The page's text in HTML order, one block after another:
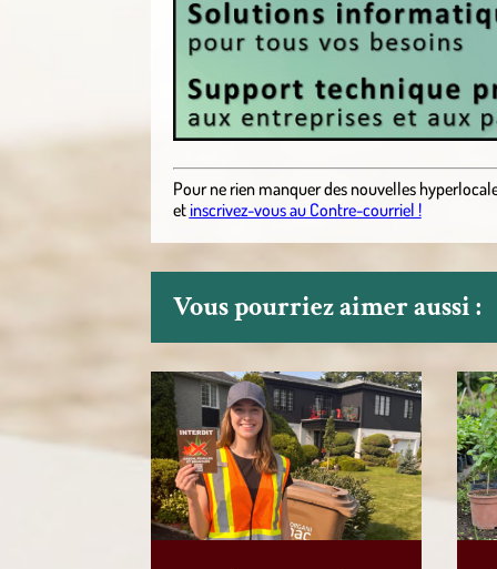
Pour ne rien manquer des nouvelles
etinscrivez-vous au Contre-courriel !
Vous pourriez aimer aussi :